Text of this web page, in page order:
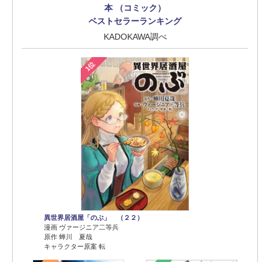
本 （コミック）
ベストセラーランキング
KADOKAWA調べ
1位
異世界居酒屋「のぶ」 （２２）
漫画 ヴァージニア二等兵
原作 蝉川 夏哉
キャラクター原案 転